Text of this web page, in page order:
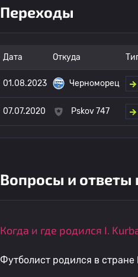
Переходы
Дата Откуда
01.08.2023 Черноморец
07.07.2020 Pskov 747
Вопросы и ответы
Когда и где родился I.
Футболист родился в стране